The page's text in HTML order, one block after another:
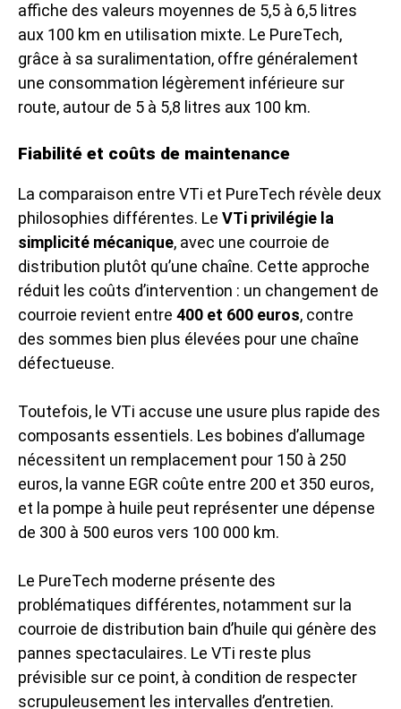
affiche des valeurs moyennes de 5,5 à 6,5 litres
aux 100 km en utilisation mixte. Le PureTech,
grâce à sa suralimentation, offre généralement
une consommation légèrement inférieure sur
route, autour de 5 à 5,8 litres aux 100 km.
Fiabilité et coûts de maintenance
La comparaison entre VTi et PureTech révèle deux
philosophies différentes. Le VTi privilégie la
simplicité mécanique, avec une courroie de
distribution plutôt qu’une chaîne. Cette approche
réduit les coûts d’intervention : un changement de
courroie revient entre 400 et 600 euros, contre
des sommes bien plus élevées pour une chaîne
défectueuse.
Toutefois, le VTi accuse une usure plus rapide des
composants essentiels. Les bobines d’allumage
nécessitent un remplacement pour 150 à 250
euros, la vanne EGR coûte entre 200 et 350 euros,
et la pompe à huile peut représenter une dépense
de 300 à 500 euros vers 100 000 km.
Le PureTech moderne présente des
problématiques différentes, notamment sur la
courroie de distribution bain d’huile qui génère des
pannes spectaculaires. Le VTi reste plus
prévisible sur ce point, à condition de respecter
scrupuleusement les intervalles d’entretien.